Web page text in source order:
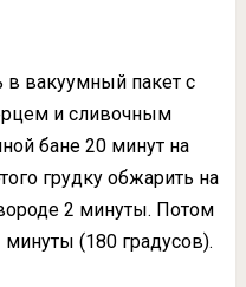
в вакуумный пакет с
и сливочным
бане 20 минут на
грудку обжарить на
2 минуты. Потом
(180 градусов).